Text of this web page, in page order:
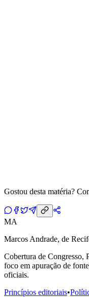
Gostou desta matéria?
MA
Marcos Andrade, de
Cobertura de Congresso,
foco em apuração de
oficiais.
Princípios editoriais•